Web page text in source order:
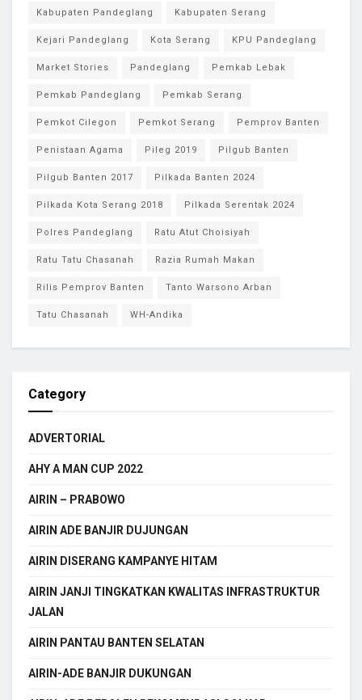
Kabupaten Pandeglang Kabupaten Serang
Kejari Pandeglang Kota Serang KPU Pandeglang
Market Stories Pandeglang Pemkab Lebak
Pemkab Pandeglang Pemkab Serang
Pemkot Cilegon Pemkot Serang Pemprov Banten
Penistaan Agama Pileg 2019 Pilgub Banten
Pilgub Banten 2017 Pilkada Banten 2024
Pilkada Kota Serang 2018 Pilkada Serentak 2024
Polres Pandeglang Ratu Atut Choisiyah
Ratu Tatu Chasanah Razia Rumah Makan
Rilis Pemprov Banten Tanto Warsono Arban
Tatu Chasanah WH-Andika
Category
ADVERTORIAL
AHY A MAN CUP 2022
AIRIN – PRABOWO
AIRIN ADE BANJIR DUJUNGAN
AIRIN DISERANG KAMPANYE HITAM
AIRIN JANJI TINGKATKAN KWALITAS INFRASTRUKTUR
JALAN
AIRIN PANTAU BANTEN SELATAN
AIRIN-ADE BANJIR DUKUNGAN